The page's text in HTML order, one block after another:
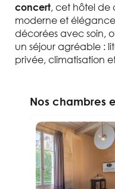
concert, cet hôtel
moderne et
décorées avec soin,
un séjour agréable :
privée, climatisation
Nos chambres